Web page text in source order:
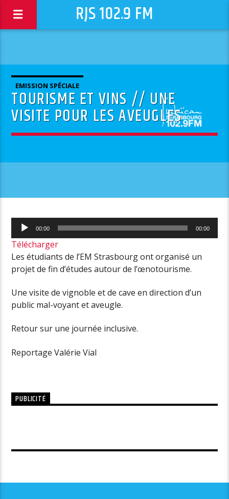
RJS 102.9 FM
EMISSION SPÉCIALE
TOURISME ET VINS // UNE
VISITE POUR LES AVEUGLES
Lecteur
audio
00:00 00:00
Télécharger
Les étudiants de l’EM Strasbourg ont organisé un
projet de fin d’études autour de l’œnotourisme.
Une visite de vignoble et de cave en direction d’un
public mal-voyant et aveugle.
Retour sur une journée inclusive.
Reportage Valérie Vial
PUBLICITÉ